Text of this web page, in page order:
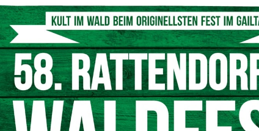
die Begrüßung mit einleitenden Worten. Anschließend wurden
Zentrales Thema war die Weißenbachverbauung – Herr DI
anwesend und berichtete über den Fortschritt der
zügig fortgesetzt wird – zur Sicherheit der Bewohner.
, wo die Abordnung von Herrn Mag. Karl-Heinrich Klein
somit ein Bild des Bleibergerhofes machen und war sichtlich